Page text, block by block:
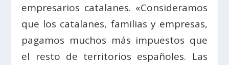
empresarios catalanes. «Consideramos
que los catalanes, familias y empresas,
pagamos muchos más impuestos que
el resto de territorios españoles. Las